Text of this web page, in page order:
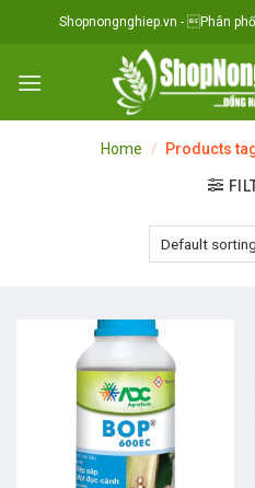
Shopnongnghiep.vn - Phân
Home / Products